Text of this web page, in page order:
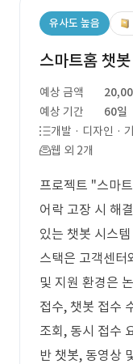
유사도 높음
스마트홈 챗
예상 금액
예상 기간
60일
개발 · 디자인 ·
웹 외 2개
프로젝트 "스마
어락 고장 시 해
있는 챗봇 시스
스택은 고객센터
및 지원 환경은
접수, 챗봇 접수
조회, 동시 접수
반 챗봇, 동영상